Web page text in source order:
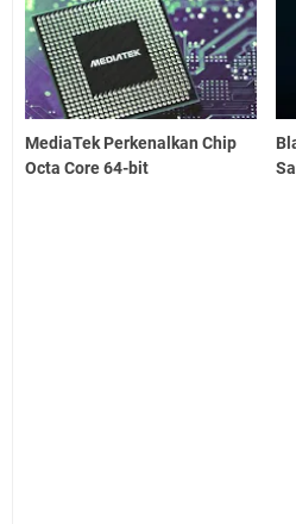
MediaTek Perkenalkan Chip
Octa Core 64-bit